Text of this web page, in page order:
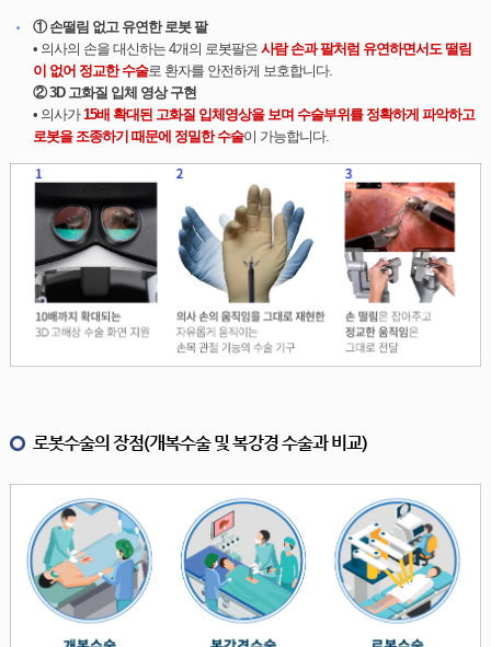
① 손떨림 없고 유연한 로봇 팔
• 의사의 손을 대신하는 4개의 로봇팔은사람 손과 팔처럼 유연하면서도 떨림
이 없어 정교한 수술로 환자를 안전하게 보호합니다.
② 3D 고화질 입체 영상 구현
• 의사가15배 확대된 고화질 입체영상을 보며 수술부위를 정확하게 파악하고
로봇을 조종하기 때문에 정밀한 수술이 가능합니다.
로봇수술의 장점(개복수술 및 복강경 수술과 비교)